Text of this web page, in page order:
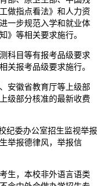
做指点看法》和人力资
一步规范入学和就业体
》等相关要求施行。
目等有报考品级要求
关报考品级要求施行。
徽省教育厅等上级部
级部分核准的最新收费
委办公室招生监视举报
举报德律风，举报信
，本校非外语言语类